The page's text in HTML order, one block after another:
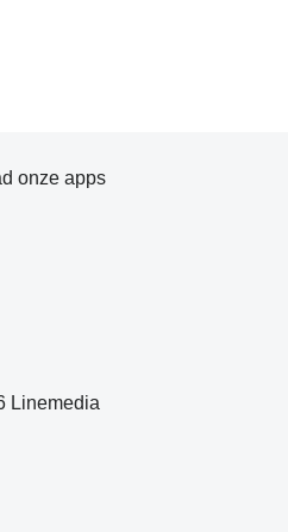
Linemedia
onze apps